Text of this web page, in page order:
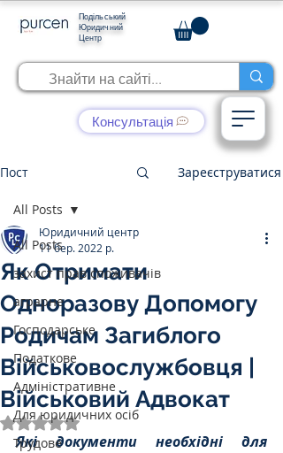
Подільський
Юридичний
Центр
Консультація
Пост Зареєструватися
All Posts
захист прав споживачів
аграрне
Господарське
Податкове
Адміністративне
Для юридичних осіб
Трудове
All Posts
Як Отримати
Одноразову Допомогу
Родичам Загиблого
Військовослужбовця |
Військовий Адвокат
Юридичний центр
11 бер. 2022 р.
Оцінка: NaN з 5 зірок.
Які документи необхідні для